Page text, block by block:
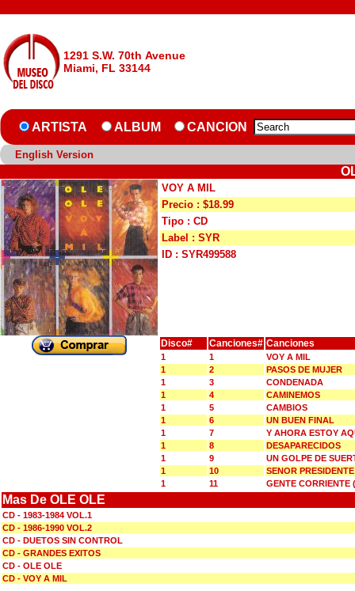
1291 S.W. 70th Avenue
Miami, FL 33144
ARTISTA ALBUM CANCION
English Version
VOY A MIL
Precio : $18.99
Tipo : CD
Label : SYR
ID : SYR499588
Disco# Canciones# Canciones
1 1
VOY A MIL
1
2
PASOS DE MUJER
1
3
CONDENADA
1
4
CAMINEMOS
1
5
CAMBIOS
1
6
UN BUEN FINAL
1
7
Y AHORA ESTOY
1
8
DESAPARECIDOS
1
9
UN GOLPE DE
1
10
SENOR PRESIDENTE
1
11 GENTE CORRIENTE
Mas De OLE OLE
CD - 1983-1984 VOL.1
CD - 1986-1990 VOL.2
CD - DUETOS SIN CONTROL
CD - GRANDES EXITOS
CD - OLE OLE
CD - VOY A MIL